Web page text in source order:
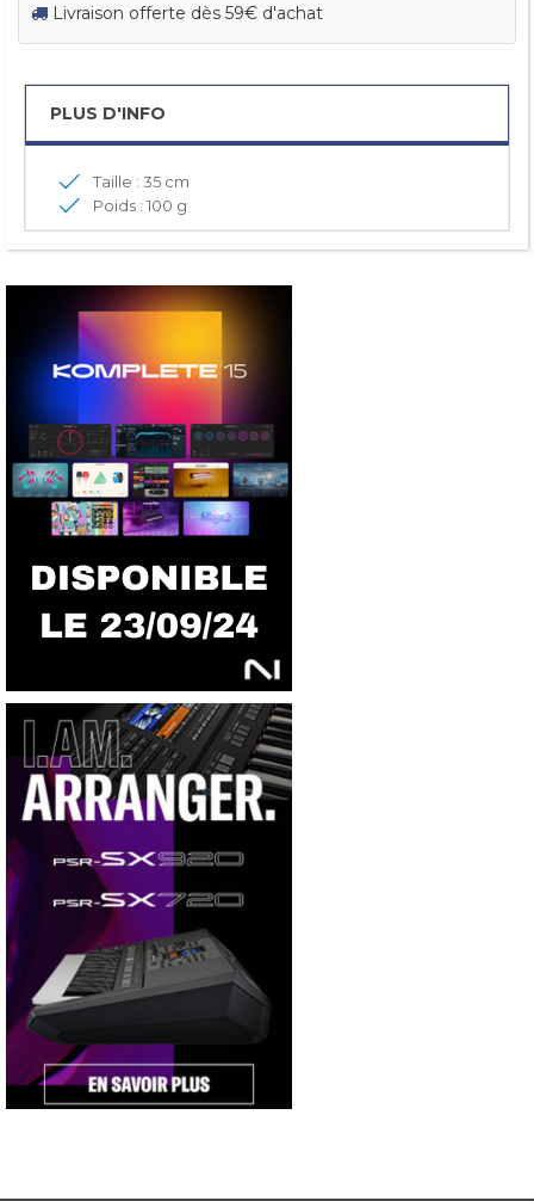
Livraison offerte dès 59€ d'achat
PLUS D'INFO
Taille : 35 cm
Poids : 100 g